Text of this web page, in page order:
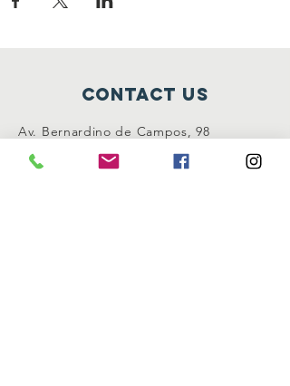
contact us
Av. Bernardino de Campos, 98
São Paulo - SP CEP:
12345-678